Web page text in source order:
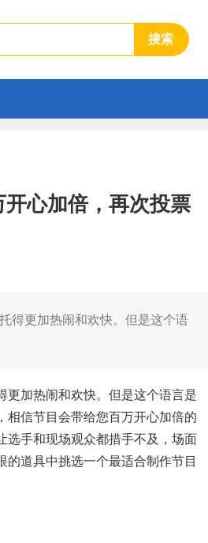
搜索
心加倍，再次投票
得更加热闹和欢快。但是这个语
更加热闹和欢快。但是这个语言是
相信节目会带给您百万开心加倍的
选手和现场观众都措手不及，场面
道具中挑选一个最适合制作节目